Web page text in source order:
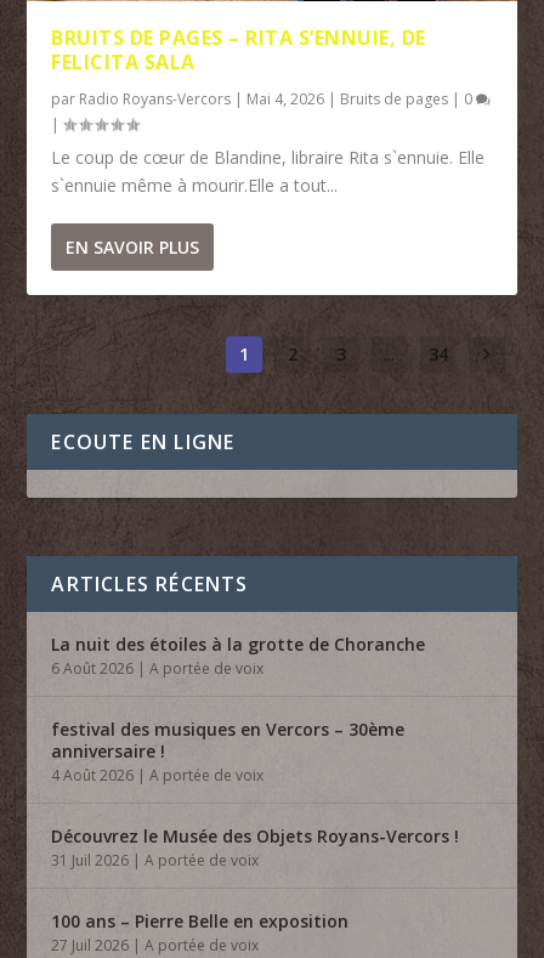
BRUITS DE PAGES – RITA S’ENNUIE, DE
FELICITA SALA
par Radio Royans-Vercors | Mai 4, 2026 | Bruits de pages | 0
|
Le coup de cœur de Blandine, libraire Rita s`ennuie. Elle
s`ennuie même à mourir.Elle a tout...
EN SAVOIR PLUS
1 2 3 ... 34
ECOUTE EN LIGNE
ARTICLES RÉCENTS
La nuit des étoiles à la grotte de Choranche
6 Août 2026 |A portée de voix
festival des musiques en Vercors – 30ème
anniversaire !
4 Août 2026 |A portée de voix
Découvrez le Musée des Objets Royans-Vercors !
31 Juil 2026 |A portée de voix
100 ans – Pierre Belle en exposition
27 Juil 2026 |A portée de voix